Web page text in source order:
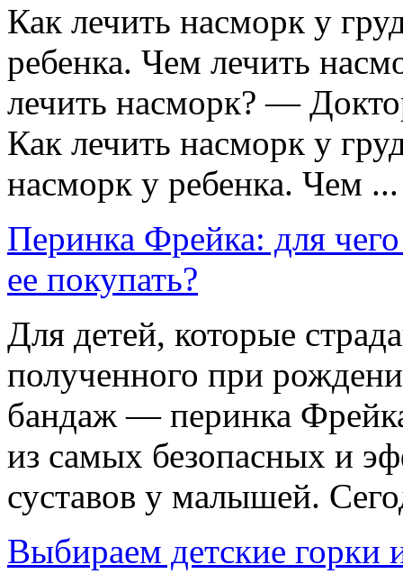
Как лечить насморк у
ребенка. Чем лечить
лечить насморк? —
Как лечить насморк у
насморк у ребенка. Чем ...
Перинка Фрейка: для чего
ее покупать?
Для детей, которые
полученного при
бандаж — перинка
из самых безопасных и
суставов у малышей.
Выбираем детские горки